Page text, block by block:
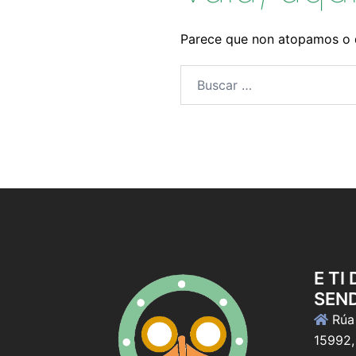
Parece que non atopamos
E TI
Rúa